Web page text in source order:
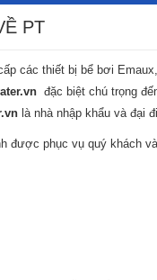
PT
các thiết bị bể bơi
đặc biệt chú trọng
là nhà nhập khẩu và đại
được phục vụ quý khách